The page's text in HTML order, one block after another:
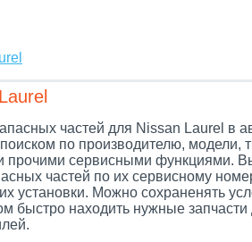
частей для Nissan Laurel в
по производителю, модели,
прочими сервисными функциями.
частей по их сервисному
установки. Можно сохраненять
быстро находить нужные